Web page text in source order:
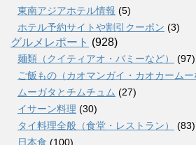
東南アジアホテル情報 (5)
ホテル予約サイトや割引クーポン (3)
グルメレポート (928)
麺類（クイティアオ・バミーなど）
(97)
ご飯もの（カオマンガイ・カオカームー
ムーガタとチムチュム (27)
イサーン料理 (30)
タイ料理全般（食堂・レストラン）
(83)
日本食 (100)